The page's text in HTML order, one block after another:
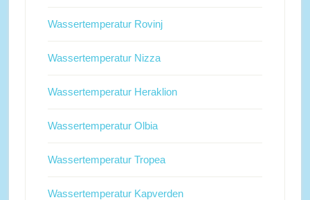
Wassertemperatur Rovinj
Wassertemperatur Nizza
Wassertemperatur Heraklion
Wassertemperatur Olbia
Wassertemperatur Tropea
Wassertemperatur Kapverden